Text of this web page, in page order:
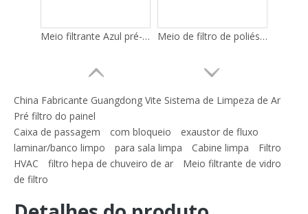
Meio filtrante Azul pré-filtro lavável Filtro grosseiro Meio de filtro de poliéster azul e branco/meio de filtro de pré-eficiência
China Fabricante Guangdong Vite Sistema de Limpeza de Ar
Pré filtro do painel
Caixa de passagem
com bloqueio
exaustor de fluxo
laminar/banco limpo
para sala limpa Cabine limpa
Filtro
HVAC
filtro hepa de chuveiro de ar
Meio filtrante de vidro
de filtro